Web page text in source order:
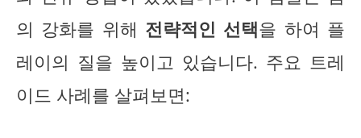
의 강화를 위해 전략적인 선택을 하여 플
레이의 질을 높이고 있습니다. 주요 트레
이드 사례를 살펴보면: